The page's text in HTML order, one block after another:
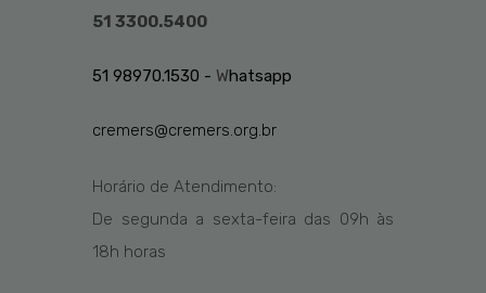
51 3300.5400
51 98970.1530 - Whatsapp
cremers@cremers.org.br
Horário de Atendimento:
De segunda a sexta-feira das 09h às
18h horas